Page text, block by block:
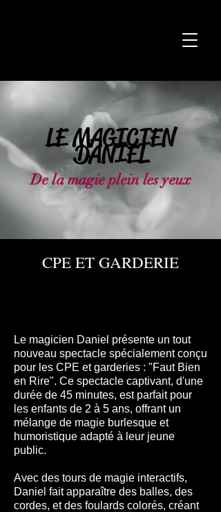
LE MAGICIEN
DANIEL
De la magie plein les yeux
CPE ET GARDERIE
Le magicien Daniel présente un tout
nouveau spectacle spécialement conçu
pour les CPE et garderies : "Faut Bien
en Rire". Ce spectacle captivant, d'une
durée de 45 minutes, est parfait pour
les enfants de 2 à 5 ans, offrant un
mélange de magie burlesque et
humoristique adapté à leur jeune
public.
Avec des tours de magie interactifs,
Daniel fait apparaître des balles, des
cordes, et des foulards colorés, créant